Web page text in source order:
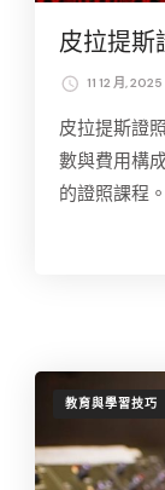
皮拉提斯
11 12 月, 2025
皮拉提斯證
數與費用構
的證照課程。
教育與學習技巧